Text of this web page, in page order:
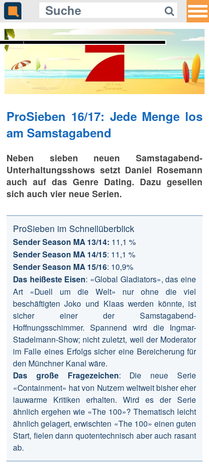
Gleich auf Quotenmeter:
ZDF blickt auf die Schattenseiten
gefährlicher Social-Media-
Challenges
ProSieben 16/17: Jede Menge los
am Samstagabend
Neben sieben neuen Samstagabend-
Unterhaltungsshows setzt Daniel Rosemann
auch auf das Genre Dating. Dazu gesellen
sich auch vier neue Serien.
ProSieben im Schnellüberblick
Sender Season MA 13/14: 11,1 %
Sender Season MA 14/15: 11,1 %
Sender Season MA 15/16: 10,9%
Das heißeste Eisen: «Global Gladiators», das eine
Art «Duell um die Welt» nur ohne die viel
beschäftigten Joko und Klaas werden könnte, ist
sicher einer der Samstagabend-
Hoffnungsschimmer. Spannend wird die Ingmar-
Stadelmann-Show; nicht zuletzt, weil der Moderator
im Falle eines Erfolgs sicher eine Bereicherung für
den Münchner Kanal wäre.
Das große Fragezeichen: Die neue Serie
«Containment» hat von Nutzern weltweit bisher eher
lauwarme Kritiken erhalten. Wird es der Serie
ähnlich ergehen wie «The 100»? Thematisch leicht
ähnlich gelagert, erwischten «The 100» einen guten
Start, fielen dann quotentechnisch aber auch rasant
ab.